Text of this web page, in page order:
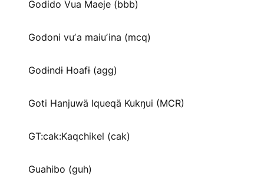
Godido Vua Maeje (bbb)
Godoni vuʼa maiuʼina (mcq)
Godɨndɨ Hoafɨ (agg)
Goti Hanjuwä Iqueqä Kukŋui (MCR)
GT:cak:Kaqchikel (cak)
Guahibo (guh)